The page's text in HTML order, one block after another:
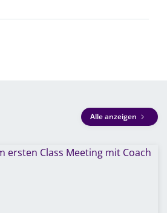
Alle anzeigen